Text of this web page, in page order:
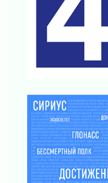
Уроки безопасности
03 августа 2026
Ленобласть
десантных войск
«Активное лето»
регионом и страной
02 августа 2026
Ладога — не пруд
02 августа 2026
ПСК через
Ленинградской
счетах
02 августа 2026